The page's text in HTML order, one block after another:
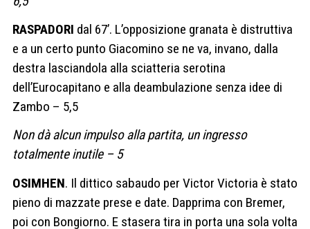
RASPADORI dal 67’. L’opposizione granata è distruttiva
e a un certo punto Giacomino se ne va, invano, dalla
destra lasciandola alla sciatteria serotina
dell’Eurocapitano e alla deambulazione senza idee di
Zambo – 5,5
Non dà alcun impulso alla partita, un ingresso
totalmente inutile – 5
OSIMHEN. Il dittico sabaudo per Victor Victoria è stato
pieno di mazzate prese e date. Dapprima con Bremer,
poi con Bongiorno. E stasera tira in porta una sola volta